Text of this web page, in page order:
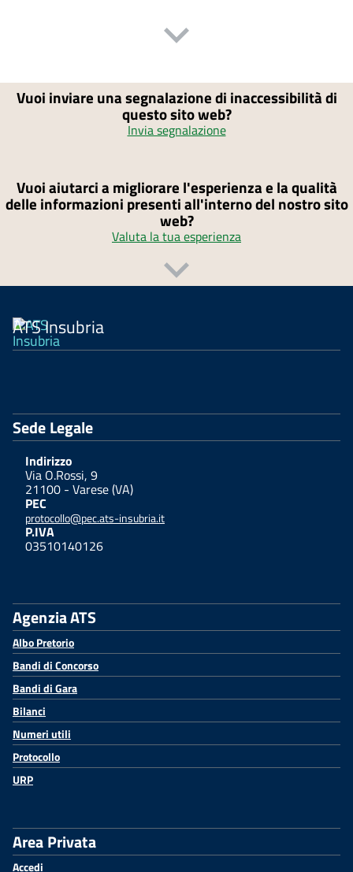
Vuoi inviare una segnalazione di inaccessibilità di
questo sito web?
Invia segnalazione
Vuoi aiutarci a migliorare l'esperienza e la qualità
delle informazioni presenti all'interno del nostro sito
web?
Valuta la tua esperienza
ATS Insubria
Sede Legale
Indirizzo
Via O.Rossi, 9
21100 - Varese (VA)
PEC
protocollo@pec.ats-insubria.it
P.IVA
03510140126
Agenzia ATS
Albo Pretorio
Bandi di Concorso
Bandi di Gara
Bilanci
Numeri utili
Protocollo
URP
Area Privata
Accedi